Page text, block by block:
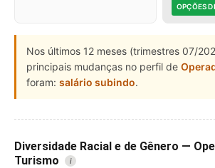
OPÇÕES
Nos últimos 12 meses (trimestres 07/
principais mudanças no perfil de
foram: salário subindo.
Diversidade Racial e de Gênero —
Turismo
i